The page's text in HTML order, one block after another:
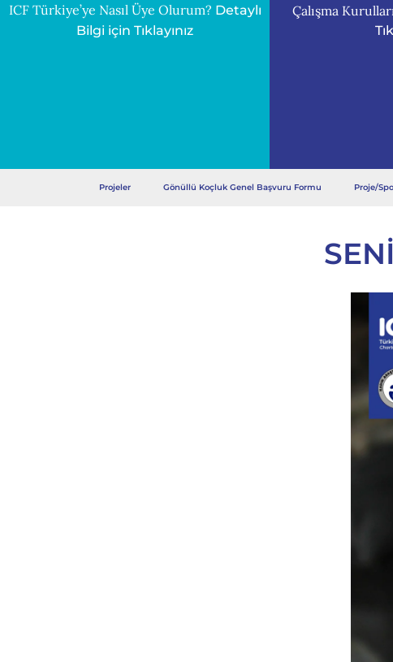
ICF Türkiye’ye Nasıl Üye Olurum? Detaylı
Bilgi için Tıklayınız
Çalışma
Projeler Gönüllü Koçluk Genel Başvuru Formu Proje/